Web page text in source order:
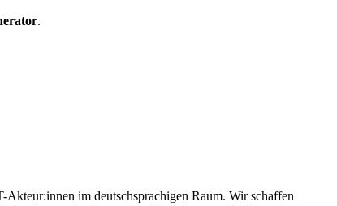
.
im deutschsprachigen Raum. Wir schaffen